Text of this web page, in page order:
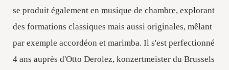
se produit également en musique de chambre, explorant
des formations classiques mais aussi originales, mêlant
par exemple accordéon et marimba. Il s'est perfectionné
4 ans auprès d'Otto Derolez, konzertmeister du Brussels